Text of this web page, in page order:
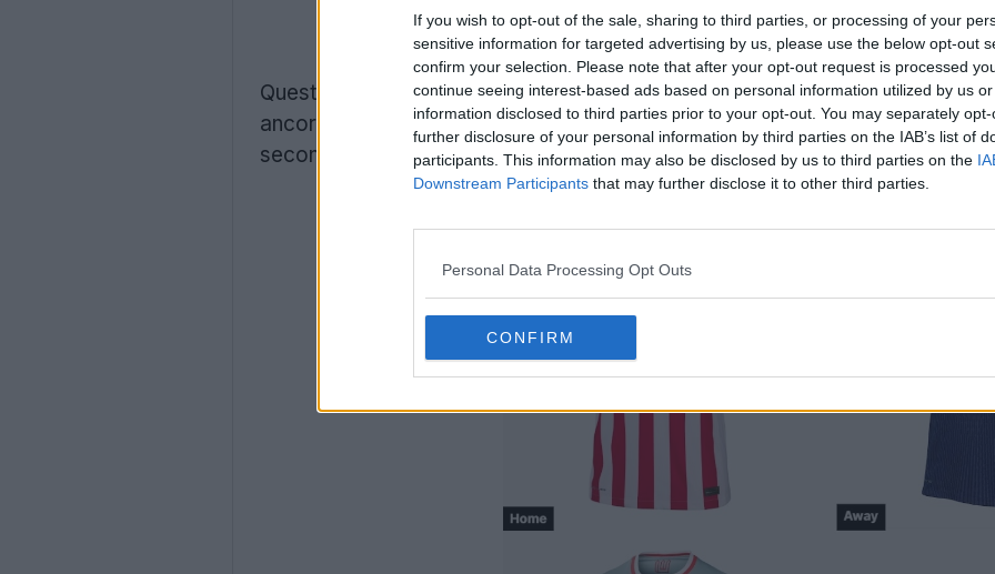
If you wish to opt-out of the sale, sharing to third parties, or processing of your
sensitive information for targeted advertising by us, please use the below opt-out
confirm your selection. Please note that after your opt-out request is processed
continue seeing interest-based ads based on personal information utilized by us
information disclosed to third parties prior to your opt-out. You may separately
further disclosure of your personal information by third parties on the IAB’s list of
participants. This information may also be disclosed by us to third parties on the
Downstream Participants that may further disclose it to other third parties.
Personal Data Processing Opt Outs
CONFIRM
Questa decisione è stata presa per motivi pratici, dato che la nuova terza
ancora stata presentata. Per il torneo, l'Atlético utilizzerà le nuove maglie
seconda opzione.